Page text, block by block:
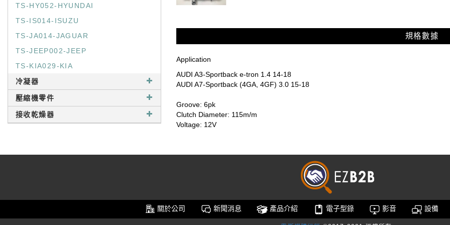
TS-HY052-HYUNDAI
TS-IS014-ISUZU
TS-JA014-JAGUAR
TS-JEEP002-JEEP
TS-KIA029-KIA
冷凝器
壓縮機零件
接收乾燥器
規格數據
Application
AUDI A3-Sportback e-tron 1.4 14-18
AUDI A7-Sportback (4GA, 4GF) 3.0 15-18
Groove: 6pk
Clutch Diameter: 115m/m
Voltage: 12V
關於公司 新聞消息 產品介紹 電子型錄 影音 設備